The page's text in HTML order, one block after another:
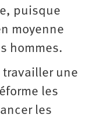
puisque
moyenne
hommes.
travailler une
les
les